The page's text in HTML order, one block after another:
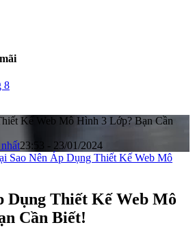
8
Kế Web Mô Hình 3 Lớp? Bạn Cần
23:53 - 23/01/2024
Sao Nên Áp Dụng Thiết Kế Web Mô
Dụng Thiết Kế Web Mô
Cần Biết!